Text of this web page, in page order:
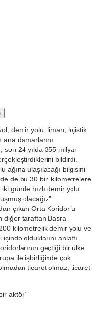
demir yolu, liman, lojistik
ana damarlarını
son 24 yılda 355 milyar
bildirdi.
ağına ulaşılacağı bilgisini
de bu 30 bin kilometrelere
günde hızlı demir yolu
olacağız”
çıkan Orta Koridor’u
diğer taraftan Basra
kilometrelik demir yolu ve
olduklarını anlattı.
geçtiği bir ülke
ile işbirliğinde çok
ticaret olmaz, ticaret
aktör’